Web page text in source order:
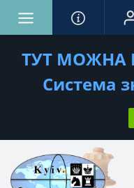
ТУТ МОЖНА
Система